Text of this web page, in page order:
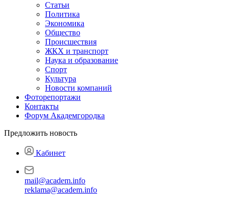
Статьи
Политика
Экономика
Общество
Происшествия
ЖКХ и транспорт
Наука и образование
Спорт
Культура
Новости компаний
Фоторепортажи
Контакты
Форум Академгородка
Предложить новость
Кабинет
mail@academ.info
reklama@academ.info